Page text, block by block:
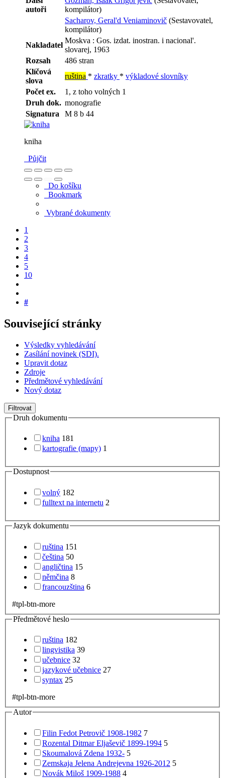
autoři
kompilátor)
Sacharov, Geral'd Veniaminovič (Sestavovatel,
kompilátor)
Nakladatel
Moskva : Gos. izdat. inostran. i nacional'.
slovarej, 1963
Rozsah
486 stran
Klíčová
slova
ruština * zkratky * výkladové slovníky
Počet ex.
1, z toho volných 1
Druh dok. monografie
Signatura
M 8 b 44
kniha
Půjčit
Do košíku
Bookmark
Vybrané dokumenty
1
2
3
4
5
10
#
Související stránky
Výsledky vyhledávání
Zasílání novinek (SDI).
Upravit dotaz
Zdroje
Předmětové vyhledávání
Nový dotaz
Filtrovat
Druh dokumentu
kniha 181
kartografie (mapy) 1
Dostupnost
volný 182
fulltext na internetu 2
Jazyk dokumentu
ruština 151
čeština 50
angličtina 15
němčina 8
francouzština 6
#tpl-btn-more
Předmětové heslo
ruština 182
lingvistika 39
učebnice 32
jazykové učebnice 27
syntax 25
#tpl-btn-more
Autor
Filin Fedot Petrovič 1908-1982 7
Rozental Ditmar Eljaševič 1899-1994 5
Skoumalová Zdena 1932- 5
Zemskaja Jelena Andrejevna 1926-2012 5
Novák Miloš 1909-1988 4